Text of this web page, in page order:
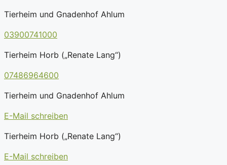
Tierheim und Gnadenhof Ahlum
03900741000
Tierheim Horb („Renate Lang“)
07486964600
Tierheim und Gnadenhof Ahlum
E-Mail schreiben
Tierheim Horb („Renate Lang“)
E-Mail schreiben